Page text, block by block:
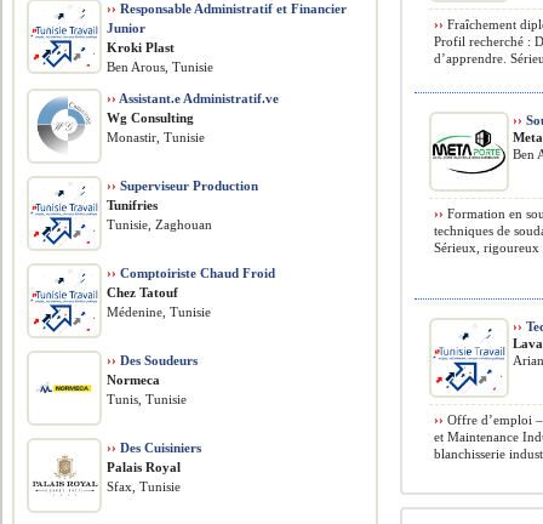
›› Fraîchement
Profil recherché :
d’apprendre.
››
Ben
›› Formation en
techniques de
Sérieux, rigoureux
››
›› Offre d’emploi
et Maintenance
blanchisserie
›› Responsable Administratif et Financier
Junior
Kroki Plast
Ben Arous, Tunisie
›› Assistant.e Administratif.ve
Wg Consulting
Monastir, Tunisie
›› Superviseur Production
Tunifries
Tunisie, Zaghouan
›› Comptoiriste Chaud Froid
Chez Tatouf
Médenine, Tunisie
›› Des Soudeurs
Normeca
Tunis, Tunisie
›› Des Cuisiniers
Palais Royal
Sfax, Tunisie